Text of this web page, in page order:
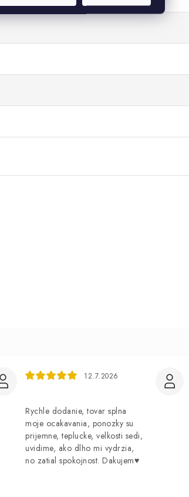
12.7.2026
Rychle dodanie, tovar splna
moje ocakavania, ponozky su
prijemne, teplucke, velkosti sedi,
uvidime, ako dlho mi vydrzia,
no zatial spokojnost. Dakujem♥️